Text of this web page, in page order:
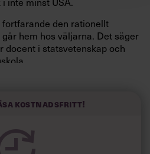
den rationellt
hem hos väljarna. Det säger
docent i statsvetenskap och
fötterna på jorden. Hellre
hur jag brukar sammanfatta de
för fram i undersökningar.”
kostnadsfritt!